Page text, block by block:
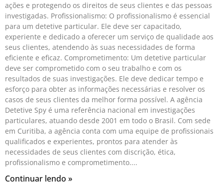
ações e protegendo os direitos de seus clientes e das pessoas
investigadas. Profissionalismo: O profissionalismo é essencial
para um detetive particular. Ele deve ser capacitado,
experiente e dedicado a oferecer um serviço de qualidade aos
seus clientes, atendendo às suas necessidades de forma
eficiente e eficaz. Comprometimento: Um detetive particular
deve ser comprometido com o seu trabalho e com os
resultados de suas investigações. Ele deve dedicar tempo e
esforço para obter as informações necessárias e resolver os
casos de seus clientes da melhor forma possível. A agência
Detetive Spy é uma referência nacional em investigações
particulares, atuando desde 2001 em todo o Brasil. Com sede
em Curitiba, a agência conta com uma equipe de profissionais
qualificados e experientes, prontos para atender às
necessidades de seus clientes com discrição, ética,
profissionalismo e comprometimento.
Continuar lendo »